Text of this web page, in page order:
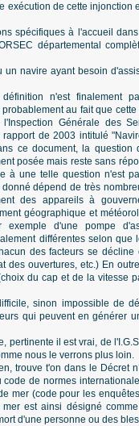
de cette injonction
spécifiques à l'accueil
départemental
navire ayant besoin
n'est finalement
au fait que
Générale des
rapport de 2003 intitulé
ce document, la
posée mais reste sans
à une telle question n'est
dépend de très
des appareils à
géographique et
exemple d'une pompe
différentes selon que
des facteurs se
des ouvertures, etc.) En
du cap et de la vitesse
sinon impossible de
qui peuvent en générer
il est vrai, de
nous le verrons plus loin.
trouve t'on dans le Décret
de normes
mer (code pour les
est ainsi désigné
d'une personne ou des